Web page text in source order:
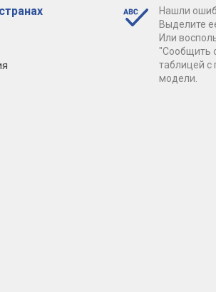
Нашли
Выделите
Или
"Сообщить
таблицей с
модели.